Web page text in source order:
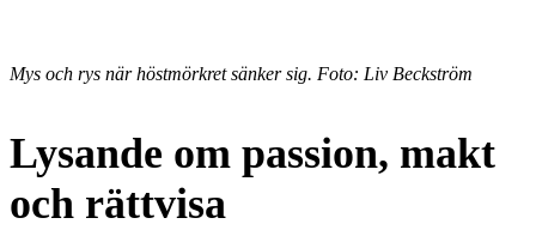
Mys och rys när höstmörkret sänker sig. Foto: Liv Beckström
Lysande om passion, makt
och rättvisa